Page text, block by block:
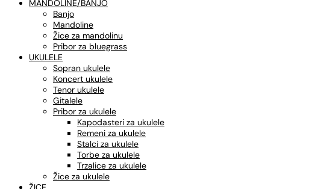
MANDOLINE/BANJO
Banjo
Mandoline
Žice za mandolinu
Pribor za bluegrass
UKULELE
Sopran ukulele
Koncert ukulele
Tenor ukulele
Gitalele
Pribor za ukulele
Kapodasteri za ukulele
Remeni za ukulele
Stalci za ukulele
Torbe za ukulele
Trzalice za ukulele
Žice za ukulele